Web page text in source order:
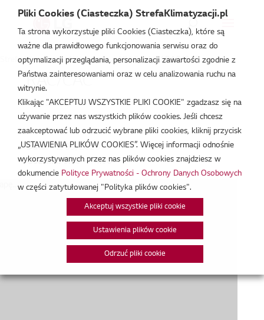
Strefa Klimatyzacji /Wydarzenia/RAC/CAC/RAC/CAC
RAC/CAC
wrz 12, 2023
Data:12/09/2023
Godzina:9:00 - 14:00
Pliki Cookies (Ciasteczka) StrefaKlimatyzacji.pl
Ta strona wykorzystuje pliki Cookies (Ciasteczka), które są
ważne dla prawidłowego funkcjonowania serwisu oraz do
optymalizacji przeglądania, personalizacji zawartości zgodnie z
Państwa zainteresowaniami oraz w celu analizowania ruchu na
witrynie.
Klikając "AKCEPTUJ WSZYSTKIE PLIKI COOKIE" zgadzasz się na
używanie przez nas wszystkich plików cookies. Jeśli chcesz
zaakceptować lub odrzucić wybrane pliki cookies, kliknij przycisk
„USTAWIENIA PLIKÓW COOKIES”. Więcej informacji odnośnie
wykorzystywanych przez nas plików cookies znajdziesz w
dokumencie Polityce Prywatności - Ochrony Danych Osobowych
w części zatytułowanej "Polityka plików cookies".
Akceptuj wszystkie pliki cookie
Ustawienia plików cookie
Odrzuć pliki cookie